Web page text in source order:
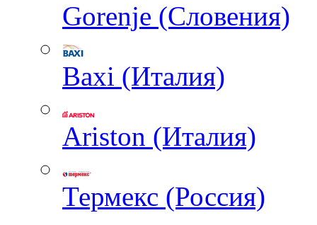
Gorenje (Словения)
Baxi (Италия)
Ariston (Италия)
Термекс (Россия)